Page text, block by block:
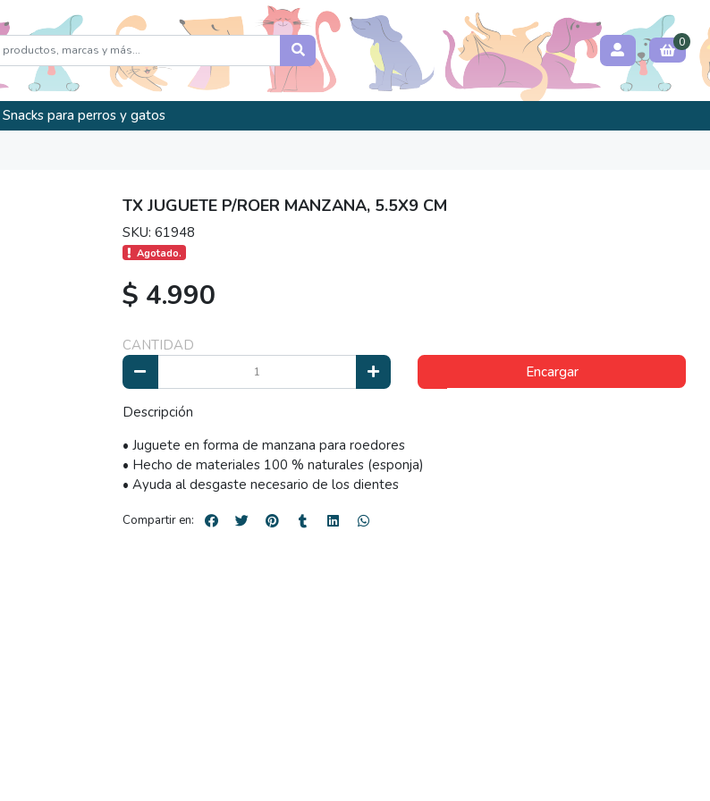
0
Snacks para perros y gatos
TX JUGUETE P/ROER MANZANA, 5.5X9 CM
SKU: 61948
Agotado.
$ 4.990
CANTIDAD
Encargar
Descripción
• Juguete en forma de manzana para roedores
• Hecho de materiales 100 % naturales (esponja)
• Ayuda al desgaste necesario de los dientes
Compartir en: